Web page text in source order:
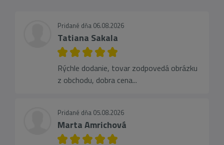
Pridané dňa 06.08.2026
Tatiana Sakala
Rýchle dodanie, tovar zodpovedá obrázku
z obchodu, dobra cena...
Pridané dňa 05.08.2026
Marta Amrichová